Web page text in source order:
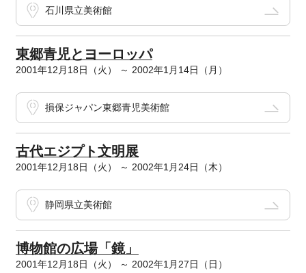
石川県立美術館
東郷青児とヨーロッパ
2001年12月18日（火） ～ 2002年1月14日（月）
損保ジャパン東郷青児美術館
古代エジプト文明展
2001年12月18日（火） ～ 2002年1月24日（木）
静岡県立美術館
博物館の広場「鏡」
2001年12月18日（火） ～ 2002年1月27日（日）